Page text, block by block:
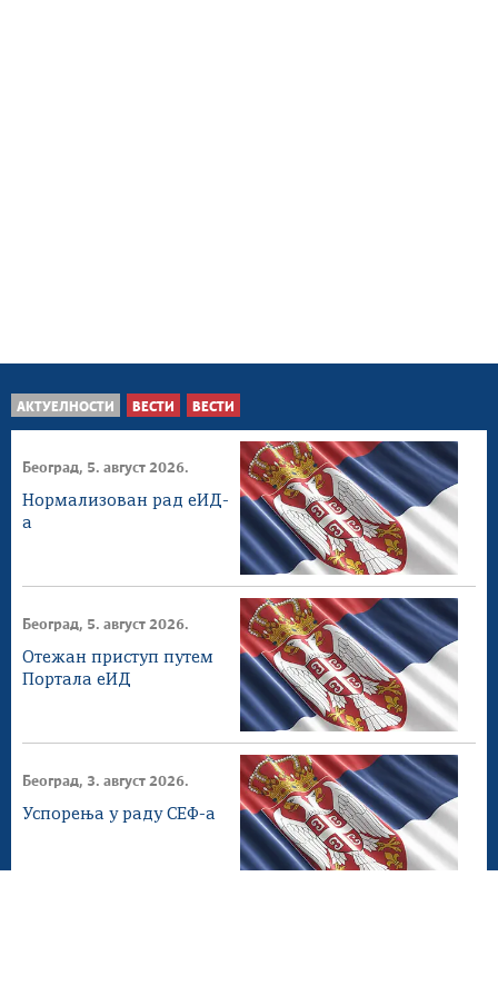
АКТУЕЛНОСТИ ВЕСТИ ВЕСТИ
Београд, 5. август 2026.
Нормализован рад еИД-
а
Београд, 5. август 2026.
Отежан приступ путем
Портала еИД
Београд, 3. август 2026.
Успорења у раду СЕФ-а